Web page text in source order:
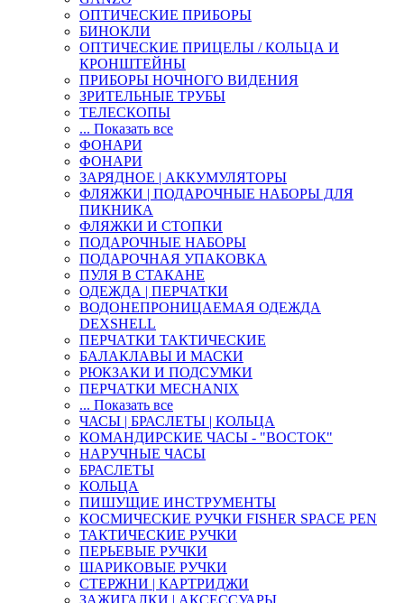
ОПТИЧЕСКИЕ ПРИБОРЫ
БИНОКЛИ
ОПТИЧЕСКИЕ ПРИЦЕЛЫ / КОЛЬЦА И
КРОНШТЕЙНЫ
ПРИБОРЫ НОЧНОГО ВИДЕНИЯ
ЗРИТЕЛЬНЫЕ ТРУБЫ
ТЕЛЕСКОПЫ
... Показать все
ФОНАРИ
ФОНАРИ
ЗАРЯДНОЕ | АККУМУЛЯТОРЫ
ФЛЯЖКИ | ПОДАРОЧНЫЕ НАБОРЫ ДЛЯ
ПИКНИКА
ФЛЯЖКИ И СТОПКИ
ПОДАРОЧНЫЕ НАБОРЫ
ПОДАРОЧНАЯ УПАКОВКА
ПУЛЯ В СТАКАНЕ
ОДЕЖДА | ПЕРЧАТКИ
ВОДОНЕПРОНИЦАЕМАЯ ОДЕЖДА
DEXSHELL
ПЕРЧАТКИ ТАКТИЧЕСКИЕ
БАЛАКЛАВЫ И МАСКИ
РЮКЗАКИ И ПОДСУМКИ
ПЕРЧАТКИ MECHANIX
... Показать все
ЧАСЫ | БРАСЛЕТЫ | КОЛЬЦА
КОМАНДИРСКИЕ ЧАСЫ - "ВОСТОК"
НАРУЧНЫЕ ЧАСЫ
БРАСЛЕТЫ
КОЛЬЦА
ПИШУЩИЕ ИНСТРУМЕНТЫ
КОСМИЧЕСКИЕ РУЧКИ FISHER SPACE PEN
ТАКТИЧЕСКИЕ РУЧКИ
ПЕРЬЕВЫЕ РУЧКИ
ШАРИКОВЫЕ РУЧКИ
СТЕРЖНИ | КАРТРИДЖИ
ЗАЖИГАЛКИ | АКСЕССУАРЫ